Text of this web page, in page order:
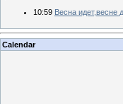
10:59 Весна идет,весне
Calendar